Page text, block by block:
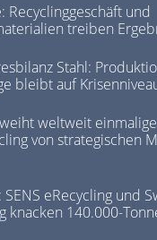
Recyclinggeschäft und
treiben
Stahl:
bleibt auf
weltweit
von strategischen
SENS eRecycling und
knacken 140.000-